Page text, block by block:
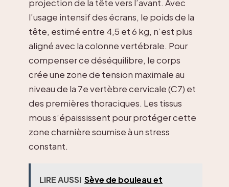
projection de la tête vers l’avant. Avec
l’usage intensif des écrans, le poids de la
tête, estimé entre 4,5 et 6 kg, n’est plus
aligné avec la colonne vertébrale. Pour
compenser ce déséquilibre, le corps
crée une zone de tension maximale au
niveau de la 7e vertèbre cervicale (C7) et
des premières thoraciques. Les tissus
mous s’épaississent pour protéger cette
zone charnière soumise à un stress
constant.
LIRE AUSSI Sève de bouleau et